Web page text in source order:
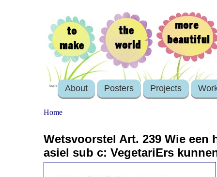
login About Posters Projects
Home
Wetsvoorstel Art. 239 Wie
asiel sub c: VegetariErs